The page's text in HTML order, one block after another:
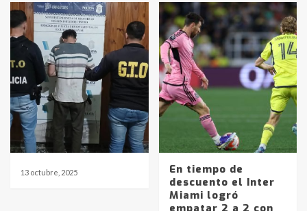
13 octubre, 2025
En tiempo de
descuento el Inter
Miami logró